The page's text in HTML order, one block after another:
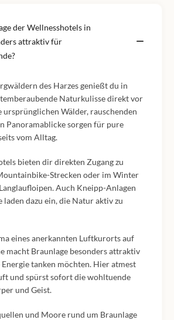
der Wellnesshotels in
attraktiv für
des Harzes genießt du in
Naturkulisse direkt vor
Wälder, rauschenden
Panoramablicke sorgen für pure
vom Alltag.
bieten dir direkten Zugang zu
Strecken oder im Winter
Auch Kneipp-Anlagen
dazu ein, die Natur aktiv zu
eines anerkannten Luftkurorts auf
macht Braunlage besonders attraktiv
tanken möchten. Hier atmest
und spürst sofort die wohltuende
und Geist.
und Moore rund um Braunlage